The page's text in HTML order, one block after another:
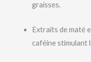
graisses.
Extraits de maté
caféine stimulant